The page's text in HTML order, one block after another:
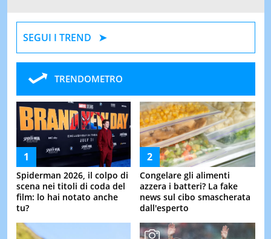
SEGUI I TREND
TRENDOMETRO
Spiderman 2026, il colpo di
scena nei titoli di coda del
film: lo hai notato anche
tu?
Congelare gli alimenti
azzera i batteri? La fake
news sul cibo smascherata
dall'esperto